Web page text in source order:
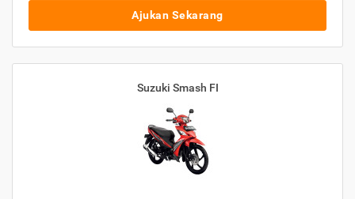
Ajukan Sekarang
Suzuki Smash FI